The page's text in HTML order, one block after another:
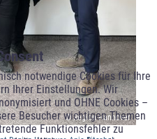
notwendige Cookies für Ihre
Ihrer Einstellungen. Wir
und OHNE Cookies –
Besucher wichtigen Themen
Funktionsfehler zu
© Region Hannover